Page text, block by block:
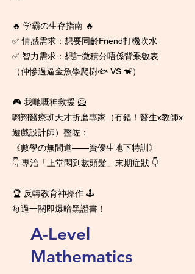
🔥 学霸の生存指南 🔥
✅ 情感需求：想要同齡Friend打機吹水
✅ 智力需求：想計微積分唔係背乘數表
（仲慘過逼金魚學爬樹🐟 VS 🐒）
🎮 我哋嘅神救援 🦸
翺翔醫療班天才折磨專家（冇錯！醫生x教師x
遊戲設計師）整咗：
《數學の無間道——資優生地下特訓》
👇 專治「上堂悶到數頭髮」末期症狀 👇
🏆 反轉教育神操作 🕹️
每過一關即爆暗黑證書！
A-Level
Mathematics